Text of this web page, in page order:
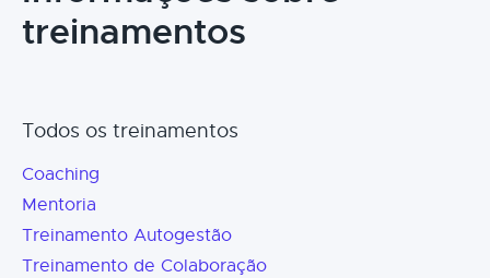
treinamentos
Todos os treinamentos
Coaching
Mentoria
Treinamento Autogestão
Treinamento de Colaboração